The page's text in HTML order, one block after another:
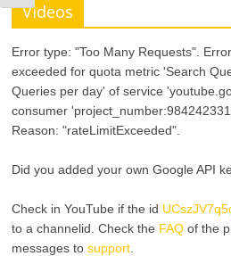
t
e
r
n
A
e
r
n
a
r
Videos
Error type: "Too Many Requests".
exceeded for quota metric 'Search
Queries per day' of service
consumer
Reason: "rateLimitExceeded".
Did you added your own Google API
Check in YouTube if the id
to a channelid. Check the FAQ of the
messages tosupport